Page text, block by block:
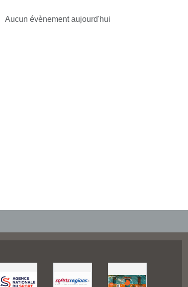
Aucun évènement aujourd'hui